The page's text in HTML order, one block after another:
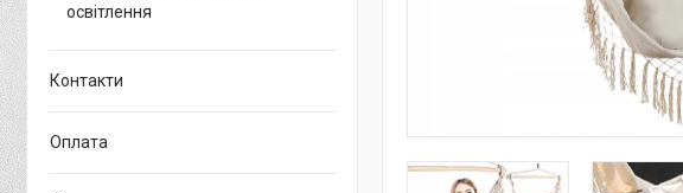
освітлення
Контакти
Оплата